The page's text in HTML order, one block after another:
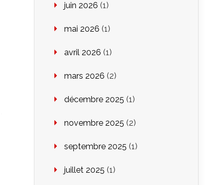
juin 2026 (1)
mai 2026 (1)
avril 2026 (1)
mars 2026 (2)
décembre 2025 (1)
novembre 2025 (2)
septembre 2025 (1)
juillet 2025 (1)